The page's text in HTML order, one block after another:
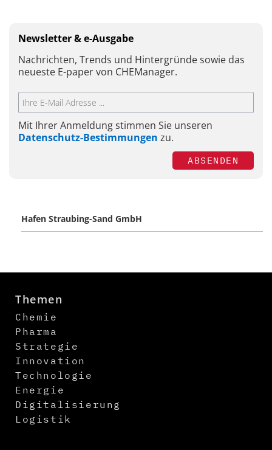
Newsletter & e-Ausgabe
Nachrichten, Trends und Hintergründe sowie das
neueste E-paper von CHEManager.
Mit Ihrer Anmeldung stimmen Sie unseren
Datenschutz-Bestimmungen zu.
ABSENDEN
Hafen Straubing-Sand GmbH
Themen
Chemie
Pharma
Strategie
Innovation
Technologie
Energie
Digitalisierung
Logistik